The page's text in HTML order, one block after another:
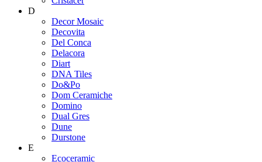
D
Decor Mosaic
Decovita
Del Conca
Delacora
Diart
DNA Tiles
Do&Po
Dom Ceramiche
Domino
Dual Gres
Dune
Durstone
E
Ecoceramic